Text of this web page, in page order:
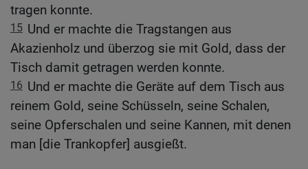
tragen konnte.
15 Und er machte die Tragstangen aus
Akazienholz und überzog sie mit Gold, dass der
Tisch damit getragen werden konnte.
16 Und er machte die Geräte auf dem Tisch aus
reinem Gold, seine Schüsseln, seine Schalen,
seine Opferschalen und seine Kannen, mit denen
man [die Trankopfer] ausgießt.